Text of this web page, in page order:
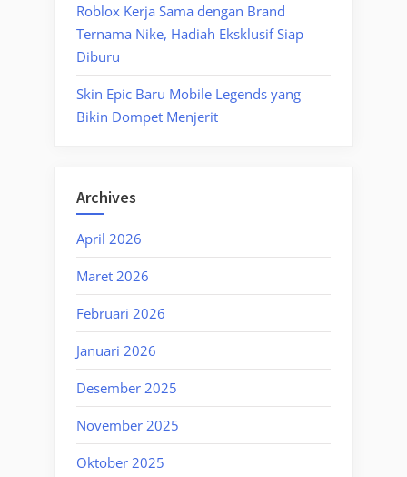
Roblox Kerja Sama dengan Brand
Ternama Nike, Hadiah Eksklusif Siap
Diburu
Skin Epic Baru Mobile Legends yang
Bikin Dompet Menjerit
Archives
April 2026
Maret 2026
Februari 2026
Januari 2026
Desember 2025
November 2025
Oktober 2025